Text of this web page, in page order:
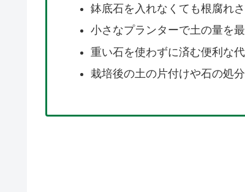
鉢底石を入れなくても根腐れ
小さなプランターで土の量を
重い石を使わずに済む便利な
栽培後の土の片付けや石の処